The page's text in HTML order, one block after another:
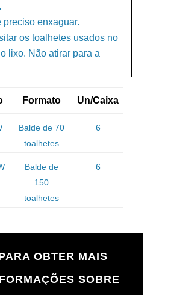
preciso enxaguar.
os toalhetes usados no
lixo. Não atirar para a
Formato Un/Caixa
Balde de 70
toalhetes
6
Balde de
150
toalhetes
6
OBTER MAIS
SOBRE